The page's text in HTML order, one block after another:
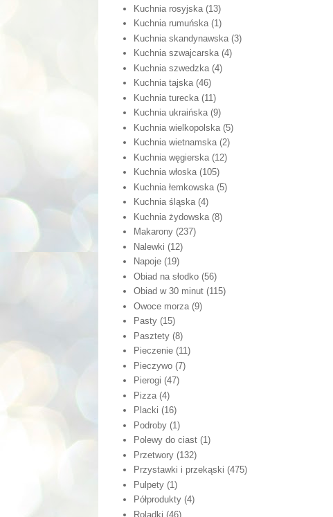
Kuchnia rosyjska (13)
Kuchnia rumuńska (1)
Kuchnia skandynawska (3)
Kuchnia szwajcarska (4)
Kuchnia szwedzka (4)
Kuchnia tajska (46)
Kuchnia turecka (11)
Kuchnia ukraińska (9)
Kuchnia wielkopolska (5)
Kuchnia wietnamska (2)
Kuchnia węgierska (12)
Kuchnia włoska (105)
Kuchnia łemkowska (5)
Kuchnia śląska (4)
Kuchnia żydowska (8)
Makarony (237)
Nalewki (12)
Napoje (19)
Obiad na słodko (56)
Obiad w 30 minut (115)
Owoce morza (9)
Pasty (15)
Pasztety (8)
Pieczenie (11)
Pieczywo (7)
Pierogi (47)
Pizza (4)
Placki (16)
Podroby (1)
Polewy do ciast (1)
Przetwory (132)
Przystawki i przekąski (475)
Pulpety (1)
Półprodukty (4)
Roladki (46)